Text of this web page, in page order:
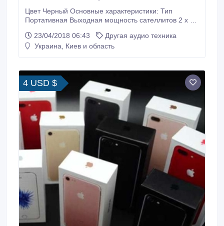
Цвет Черный Основные характеристики: Тип
Портативная Выходная мощность сателлитов 2 x 10
65 - 20000 Гц Время работы от аккумулятора До 20
часов Bluetooth Беспроводная технология,
23/04/2018 06:43
Другая аудио техника
Украина, Киев и область
4 USD $